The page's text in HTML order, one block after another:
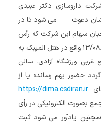
داروسازی دکتر عبیدی
ایشان دعوت می شود تا در
سهام این شرکت که رأس
ساعت 14:30 روز یکشنبه مورخ 13/08/1403 واقع در هتل المپیک به
ورزشگاه آزادی، سالن
حضور بهم رسانده یا از
https://dima.csdiran.ir
الکترونیکی در رأی
همچنین یادآور می شود ثبت